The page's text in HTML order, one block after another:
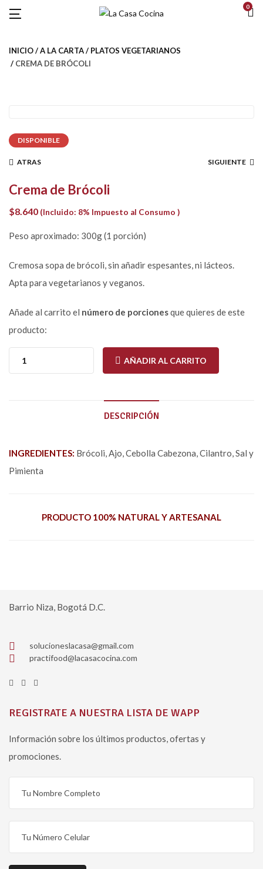
0
INICIO A LA CARTA
PLATOS VEGETARIANOS
CREMA DE BRÓCOLI
DISPONIBLE
ATRAS SIGUIENTE
Crema de Brócoli
$8.640 (Incluido: 8% Impuesto al Consumo )
Peso aproximado: 300g (1 porción)
Cremosa sopa de brócoli, sin añadir espesantes, ni lácteos.
Apta para vegetarianos y veganos.
Añade al carrito el número de porcionesque quieres de este
producto:
AÑADIR AL CARRITO
DESCRIPCIÓN
INGREDIENTES: Brócoli, Ajo, Cebolla Cabezona, Cilantro, Sal y
Pimienta
PRODUCTO 100% NATURAL Y ARTESANAL
Barrio Niza, Bogotá D.C.
solucioneslacasa@gmail.com
practifood@lacasacocina.com
REGISTRATE A NUESTRA LISTA DE WAPP
Información sobre los últimos productos, ofertas y
promociones.